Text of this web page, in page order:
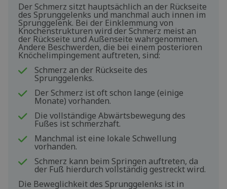
Der Schmerz sitzt hauptsächlich an der Rückseite
des Sprunggelenks und manchmal auch innen im
Sprunggelenk. Bei der Einklemmung von
Knochenstrukturen wird der Schmerz meist an
der Rückseite und Außenseite wahrgenommen.
Andere Beschwerden, die bei einem posterioren
Knöchelimpingement auftreten, sind:
Schmerz an der Rückseite des
Sprunggelenks.
Der Schmerz ist oft schon lange (einige
Monate) vorhanden.
Die vollständige Abwärtsbewegung des
Fußes ist schmerzhaft.
Manchmal ist eine lokale Schwellung
vorhanden.
Schmerz kann beim Springen auftreten, da
der Fuß hierdurch vollständig gestreckt wird.
Die Beweglichkeit des Sprunggelenks ist in